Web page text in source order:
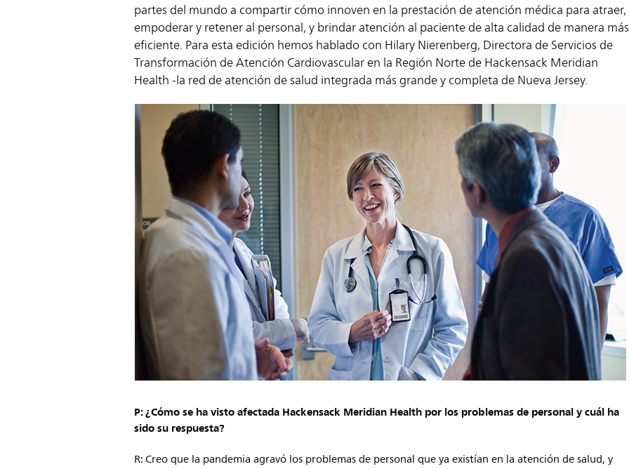
partes del mundo a compartir cómo innoven en la prestación de atención médica para atraer,
empoderar y retener al personal, y brindar atención al paciente de alta calidad de manera más
eficiente. Para esta edición hemos hablado con Hilary Nierenberg, Directora de Servicios de
Transformación de Atención Cardiovascular en la Región Norte de Hackensack Meridian
Health-la red de atención de salud integrada más grande y completa de Nueva Jersey.
P: ¿Cómo se ha visto afectada Hackensack MeridianHealthpor los problemas de personal y cuál ha
sido su respuesta?
R: Creo que la pandemia agravó los problemas de personal que ya existían en la atención de salud, y